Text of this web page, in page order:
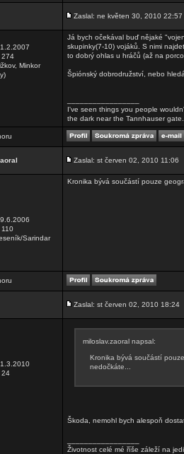
Zaslal: ne květen 30, 2010 22:57
274
Minkor
Já bych očekával buď nějaké
skupinky(7-10) vojáků. S nimi
to dobrý ohlas u hráčů (až na
Špiónský dobrodružství, nebo
I've seen things you people
the dark near the Tannhauser
Zaslal: st červen 02, 2010 11:06
110
Sarindar
Kronika bývá součástí pouze
Zaslal: st červen 02, 2010 18:24
24
miloslav.zaoral napsal:
Kronika bývá součástí
nedočkáte...
Škoda, nemohl bych alespoň
Životnost celé mé říše záleží na